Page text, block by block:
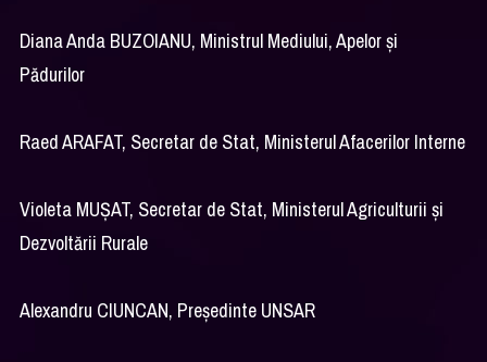
Diana Anda BUZOIANU, Ministrul Mediului, Apelor și
Pădurilor
Raed ARAFAT, Secretar de Stat, Ministerul Afacerilor Interne
Violeta MUȘAT, Secretar de Stat, Ministerul Agriculturii și
Dezvoltării Rurale
Alexandru CIUNCAN, Președinte UNSAR